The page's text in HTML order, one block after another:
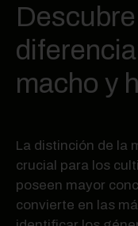
macho y
La distinción de la
crucial para los
poseen mayor
convierte en las